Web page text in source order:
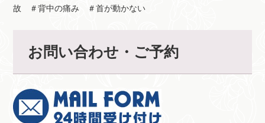
故 ＃背中の痛み ＃首が動かない
お問い合わせ・ご予約